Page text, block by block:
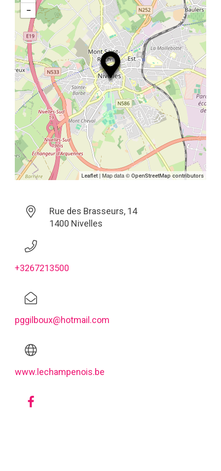
−
Leaflet | Map data © OpenStreetMap contributors
Rue des Brasseurs, 14
1400 Nivelles
+3267213500
pggilboux@hotmail.com
www.lechampenois.be